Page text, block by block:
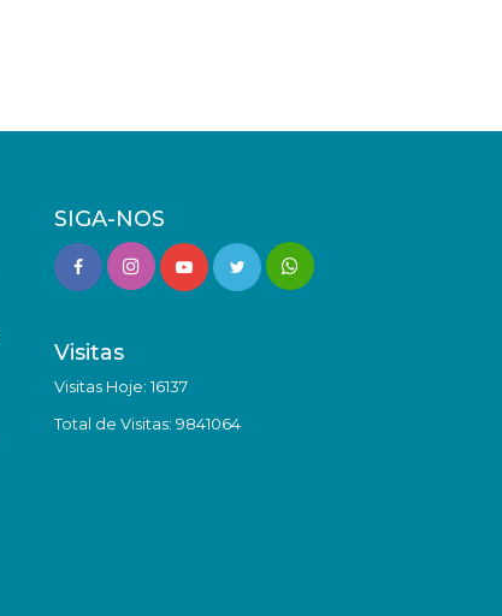
SIGA-NOS
Visitas
Visitas Hoje: 16137
Total de Visitas: 9841064